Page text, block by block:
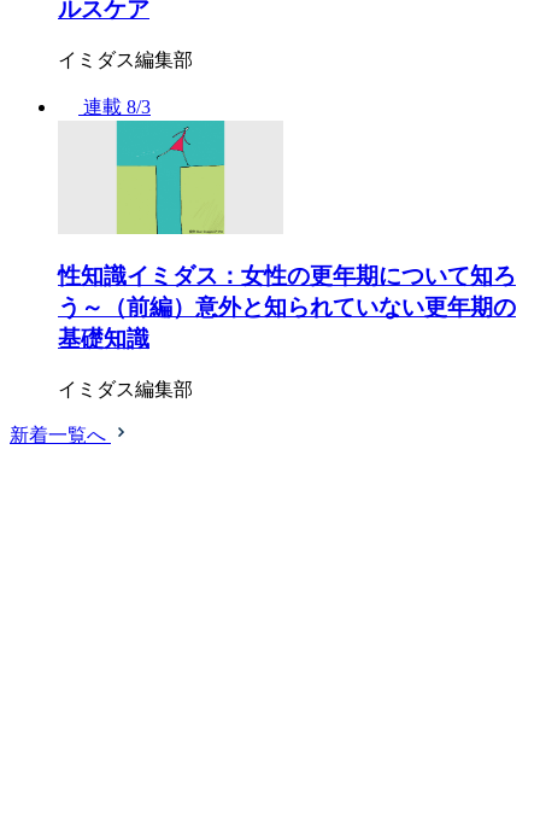
ルスケア
イミダス編集部
連載 8/3
性知識イミダス：女性の更年期について知ろ
う～（前編）意外と知られていない更年期の
基礎知識
イミダス編集部
新着一覧へ